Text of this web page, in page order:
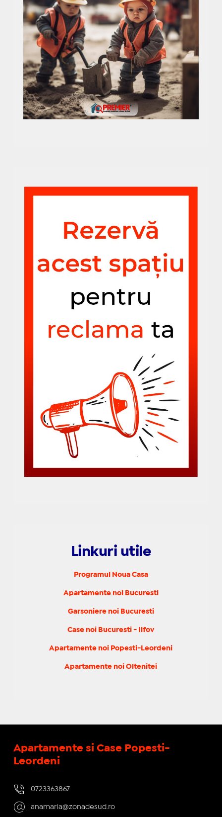
Linkuri utile
Programul Noua Casa
Apartamente noi Bucuresti
Garsoniere noi Bucuresti
Case noi Bucuresti - Ilfov
Apartamente noi Popesti-Leordeni
Apartamente noi Oltenitei
Apartamente si Case Popesti-
Leordeni
0723363867
anamaria@zonadesud.ro